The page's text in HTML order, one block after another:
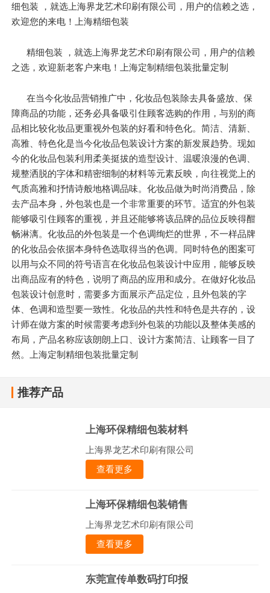
细包装 ，就选上海界龙艺术印刷有限公司，用户的信赖之选，
欢迎您的来电！上海精细包装
精细包装 ，就选上海界龙艺术印刷有限公司，用户的信赖
之选，欢迎新老客户来电！上海定制精细包装批量定制
在当今化妆品营销推广中，化妆品包装除去具备盛放、保
障商品的功能，还务必具备吸引住顾客选购的作用，与别的商
品相比较化妆品更重视外包装的好看和特色化。简洁、清新、
高雅、特色化是当今化妆品包装设计方案的新发展趋势。现如
今的化妆品包装利用柔美挺拔的造型设计、温暖浪漫的色调、
规整洒脱的字体和精密细制的材料等元素反映，向往视觉上的
气质高雅和抒情诗般地格调品味。化妆品做为时尚消费品，除
去产品本身，外包装也是一个非常重要的环节。适宜的外包装
能够吸引住顾客的重视，并且还能够将该品牌的品位反映得酣
畅淋漓。化妆品的外包装是一个色调绚烂的世界，不一样品牌
的化妆品会依据本身特色选取得当的色调。同时特色的图案可
以用与众不同的符号语言在化妆品包装设计中应用，能够反映
出商品应有的特色，说明了商品的应用和成分。在做好化妆品
包装设计创意时，需要多方面展示产品定位，且外包装的字
体、色调和造型要一致性。化妆品的共性和特色是共存的，设
计师在做方案的时候需要考虑到外包装的功能以及整体美感的
布局，产品名称应该朗朗上口、设计方案简洁、让顾客一目了
然。上海定制精细包装批量定制
推荐产品
上海环保精细包装材料
上海界龙艺术印刷有限公司
查看更多
上海环保精细包装销售
上海界龙艺术印刷有限公司
查看更多
东莞宣传单数码打印报